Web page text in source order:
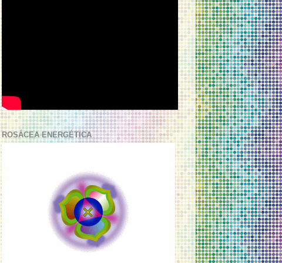
ROSÁCEA ENERGÉTICA